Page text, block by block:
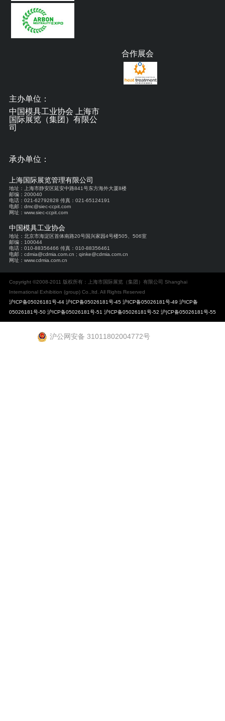
合作展会
主办单位：
中国模具工业协会 上海市
国际展览（集团）有限公
司
承办单位：
上海国际展览管理有限公司
地址：上海市静安区延安中路841号东方海外大厦8楼
邮编：200040
电话：021-62792828 传真：021-65124191
电邮：dmc@siec-ccpit.com
网址：www.siec-ccpit.com
中国模具工业协会
地址：北京市海淀区首体南路20号国兴家园4号楼505、506室
邮编：100044
电话：010-88356466 传真：010-88356461
电邮：cdmia@cdmia.com.cn ; qinke@cdmia.com.cn
网址：www.cdmia.com.cn
Copyright ©2008-2011 版权所有：上海市国际展览（集团）有限公司 Shanghai
International Exhibition (group) Co.,Itd. All Rights Reserved
沪ICP备05026181号-44 沪ICP备05026181号-45 沪ICP备05026181号-49 沪ICP备
05026181号-50 沪ICP备05026181号-51 沪ICP备05026181号-52 沪|CP备05026181号-55
沪公网安备 31011802004772号